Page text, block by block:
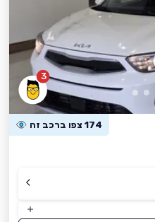
3
174 צפו ברכב זה